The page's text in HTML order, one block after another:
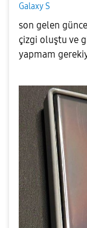
Galaxy S
son gelen
çizgi oluştu ve
yapmam